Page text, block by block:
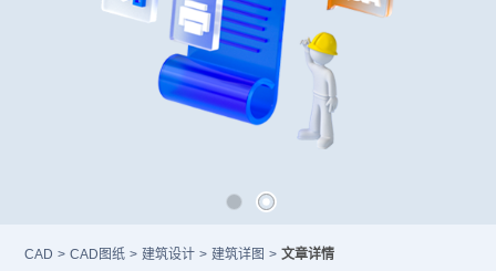
CAD > CAD图纸 > 建筑设计 > 建筑详图 > 文章详情